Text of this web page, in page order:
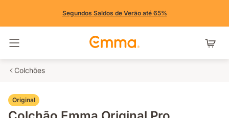
Segundos Saldos de Verão até 65%
Colchões
Original